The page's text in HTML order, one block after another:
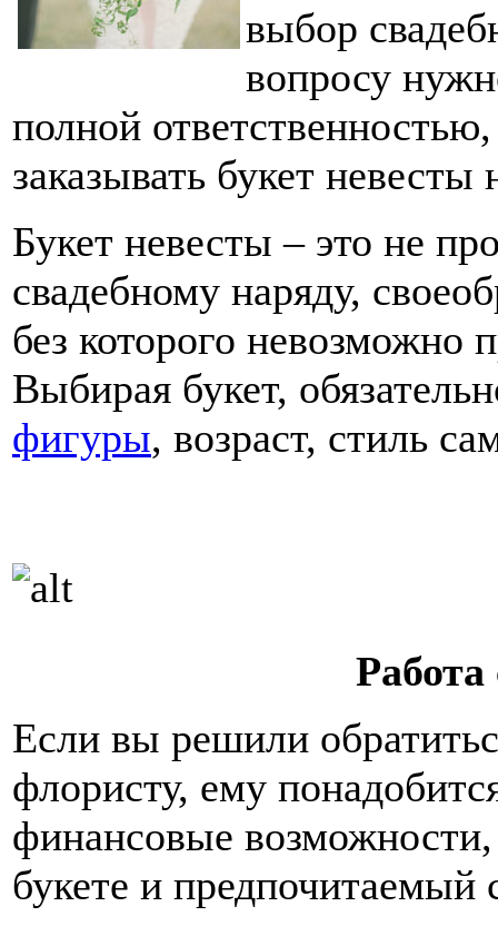
выбор
вопросу
полной
заказывать букет невесты
Букет невесты – это не
свадебному наряду,
без которого невозможно
Выбирая букет,
фигуры, возраст, стиль
Если вы решили
флористу, ему
финансовые
букете и предпочитаемый